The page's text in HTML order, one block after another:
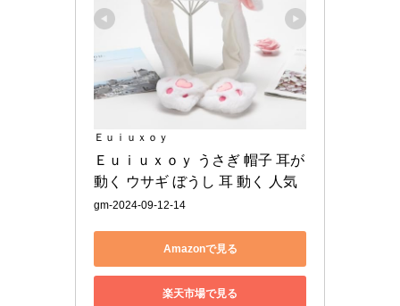
Ｅｕｉｕｘｏｙ
Ｅｕｉｕｘｏｙ うさぎ 帽子 耳が
動く ウサギ ぼうし 耳 動く 人気
gm-2024-09-12-14
Amazonで見る
楽天市場で見る